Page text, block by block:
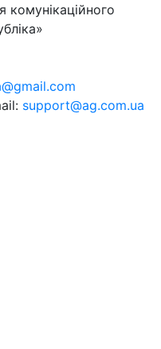
комунікаційного
support@ag.com.ua